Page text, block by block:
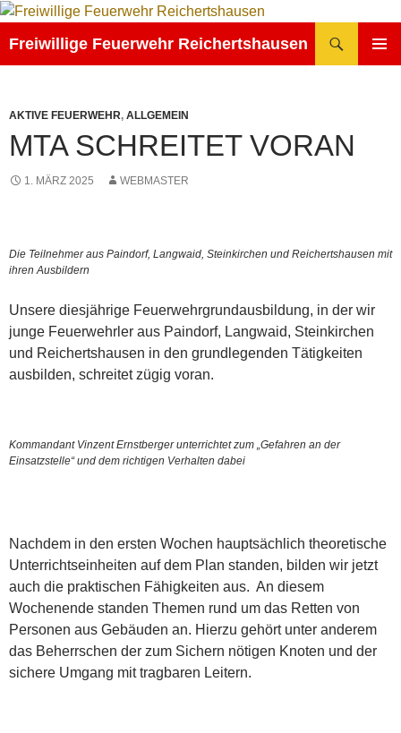
Zum
springen
Freiwillige Feuerwehr Reichertshausen
AKTIVE FEUERWEHR, ALLGEMEIN
MTA SCHREITET VORAN
1. MÄRZ 2025 WEBMASTER
Die Teilnehmer aus Paindorf, Langwaid, Steinkirchen und Reichertshausen mit
ihren Ausbildern
Unsere diesjährige Feuerwehrgrundausbildung, in der wir
junge Feuerwehrler aus Paindorf, Langwaid, Steinkirchen
und Reichertshausen in den grundlegenden Tätigkeiten
ausbilden, schreitet zügig voran.
Kommandant Vinzent Ernstberger unterrichtet zum „Gefahren an der
Einsatzstelle“ und dem richtigen Verhalten dabei
Nachdem in den ersten Wochen hauptsächlich theoretische
Unterrichtseinheiten auf dem Plan standen, bilden wir jetzt
auch die praktischen Fähigkeiten aus. An diesem
Wochenende standen Themen rund um das Retten von
Personen aus Gebäuden an. Hierzu gehört unter anderem
das Beherrschen der zum Sichern nötigen Knoten und der
sichere Umgang mit tragbaren Leitern.